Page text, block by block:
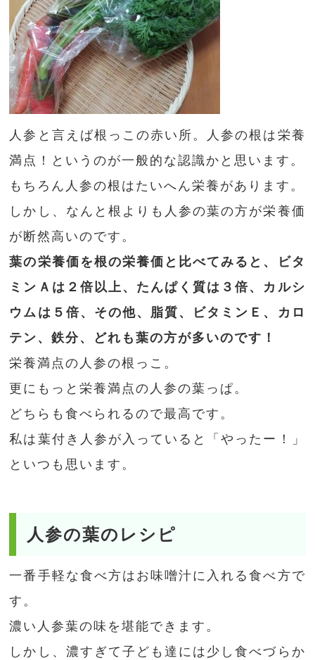
人参と言えば根っこの赤い所。人参の根は栄養
満点！というのが一般的な認識かと思います。
もちろん人参の根はたいへん栄養があります。
しかし、なんと根よりも人参の葉の方が栄養価
が断然高いのです。
葉の栄養価を根の栄養価と比べてみると、ビタ
ミンＡは２倍以上、たんぱく質は３倍、カルシ
ウムは５倍、その他、脂質、ビタミンＥ、カロ
テン、鉄分、どれも葉の方が多いのです！
栄養満点の人参の根っこ。
更にもっと栄養満点の人参の葉っぱ。
どちらも食べられるので最高です。
私は葉付き人参が入っていると「やったー！」
といつも思います。
人参の葉のレシピ
一番手軽な食べ方はお味噌汁に入れる食べ方で
す。
濃い人参葉の味を堪能できます。
しかし、濃すぎて子ども達には少し食べづらか